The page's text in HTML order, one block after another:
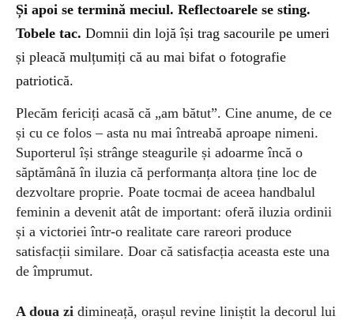
Și apoi se termină meciul. Reflectoarele se sting.
Tobele tac. Domnii din lojă își trag sacourile pe umeri
și pleacă mulțumiți că au mai bifat o fotografie
patriotică.
Plecăm fericiți acasă că „am bătut”. Cine anume, de ce
și cu ce folos – asta nu mai întreabă aproape nimeni.
Suporterul își strânge steagurile și adoarme încă o
săptămână în iluzia că performanța altora ține loc de
dezvoltare proprie. Poate tocmai de aceea handbalul
feminin a devenit atât de important: oferă iluzia ordinii
și a victoriei într-o realitate care rareori produce
satisfacții similare. Doar că satisfacția aceasta este una
de împrumut.
A doua zi dimineață, orașul revine liniștit la decorul lui